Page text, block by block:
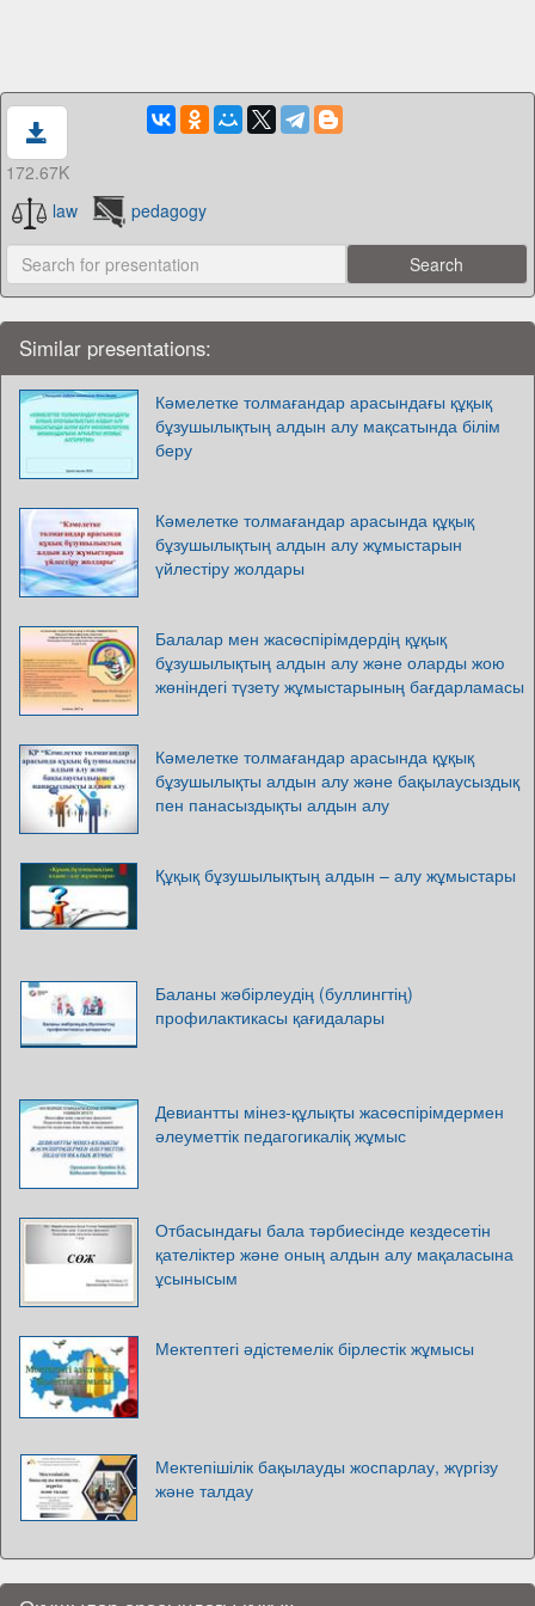
172.67K
law
pedagogy
Similar presentations:
Кәмелетке толмағандар арасындағы құқық
бұзушылықтың алдын алу мақсатында білім
беру
Кәмелетке толмағандар арасында құқық
бұзушылықтың алдын алу жұмыстарын
үйлестіру жолдары
Балалар мен жасөспірімдердің құқық
бұзушылықтың алдын алу және оларды жою
жөніндегі түзету жұмыстарының бағдарламасы
Кәмелетке толмағандар арасында құқық
бұзушылықты алдын алу және бақылаусыздық
пен панасыздықты алдын алу
Құқық бұзушылықтың алдын – алу жұмыстары
Баланы жәбірлеудің (буллингтің)
профилактикасы қағидалары
Девиантты мінез-құлықты жасөспірімдермен
әлеуметтік педагогикаліқ жұмыс
Отбасындағы бала тәрбиесінде кездесетін
қателіктер және оның алдын алу мақаласына
ұсынысым
Мектептегі әдістемелік бірлестік жұмысы
Мектепішілік бақылауды жоспарлау, жүргізу
және талдау